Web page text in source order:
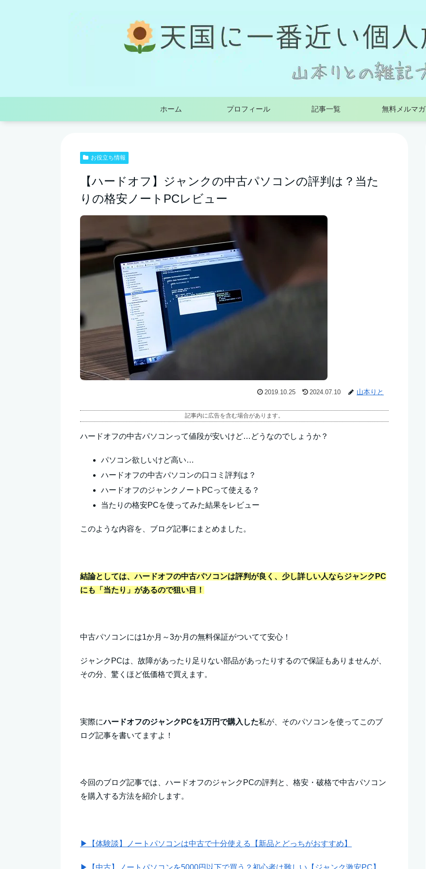
ホーム プロフィール 記事一覧 無料メルマガ
お役立ち情報
【ハードオフ】ジャンクの中古パソコンの評判は？当た
りの格安ノートPCレビュー
2019.10.25 2024.07.10 山本りと
記事内に広告を含む場合があります。
ハードオフの中古パソコンって値段が安いけど…どうなのでしょうか？
パソコン欲しいけど高い…
ハードオフの中古パソコンの口コミ評判は？
ハードオフのジャンクノートPCって使える？
当たりの格安PCを使ってみた結果をレビュー
このような内容を、ブログ記事にまとめました。
結論としては、ハードオフの中古パソコンは評判が良く、少し詳しい人ならジャンクPC
にも「当たり」があるので狙い目！
中古パソコンには1か月～3か月の無料保証がついてて安心！
ジャンクPCは、故障があったり足りない部品があったりするので保証もありませんが、
その分、驚くほど低価格で買えます。
実際にハードオフのジャンクPCを1万円で購入した私が、そのパソコンを使ってこのブ
ログ記事を書いてますよ！
今回のブログ記事では、ハードオフのジャンクPCの評判と、格安・破格で中古パソコン
を購入する方法を紹介します。
▶【体験談】ノートパソコンは中古で十分使える【新品とどっちがおすすめ】
▶【中古】ノートパソコンを5000円以下で買う？初心者は難しい【ジャンク激安PC】